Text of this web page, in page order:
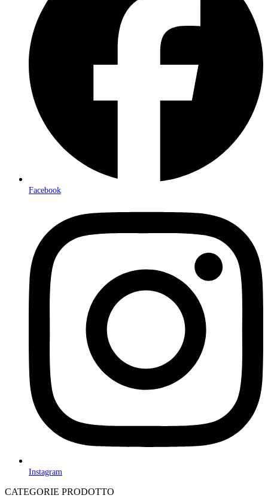
Facebook
Instagram
CATEGORIE PRODOTTO